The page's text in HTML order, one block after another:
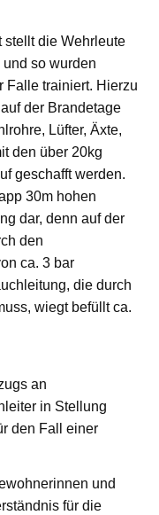
stellt die Wehrleute
so wurden
Falle trainiert. Hierzu
der Brandetage
Lüfter, Äxte,
den über 20kg
geschafft werden.
30m hohen
dar, denn auf der
den
ca. 3 bar
die durch
wiegt befüllt ca.
an
in Stellung
den Fall einer
und
für die